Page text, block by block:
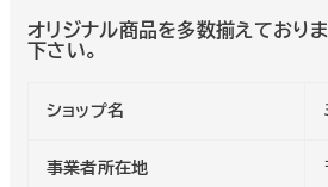
オリジナル商品を多数揃えており
下さい。
ショップ名
事業者所在地